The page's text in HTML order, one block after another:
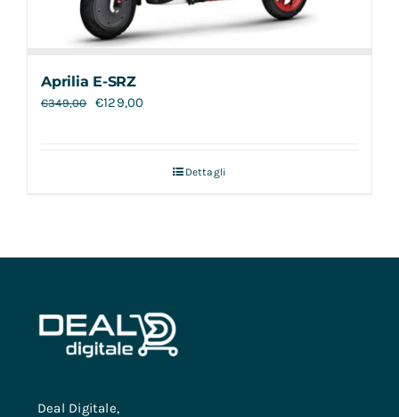
Aprilia E-SRZ
€349,00 €129,00
Dettagli
Deal Digitale,